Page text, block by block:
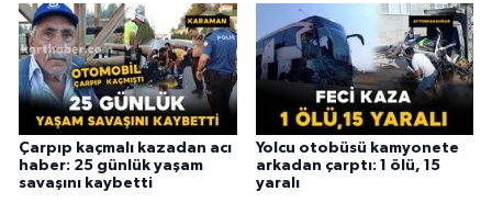
Çarpıp kaçmalı kazadan acı
haber: 25 günlük yaşam
savaşını kaybetti
Yolcu otobüsü kamyonete
arkadan çarptı: 1 ölü, 15
yaralı